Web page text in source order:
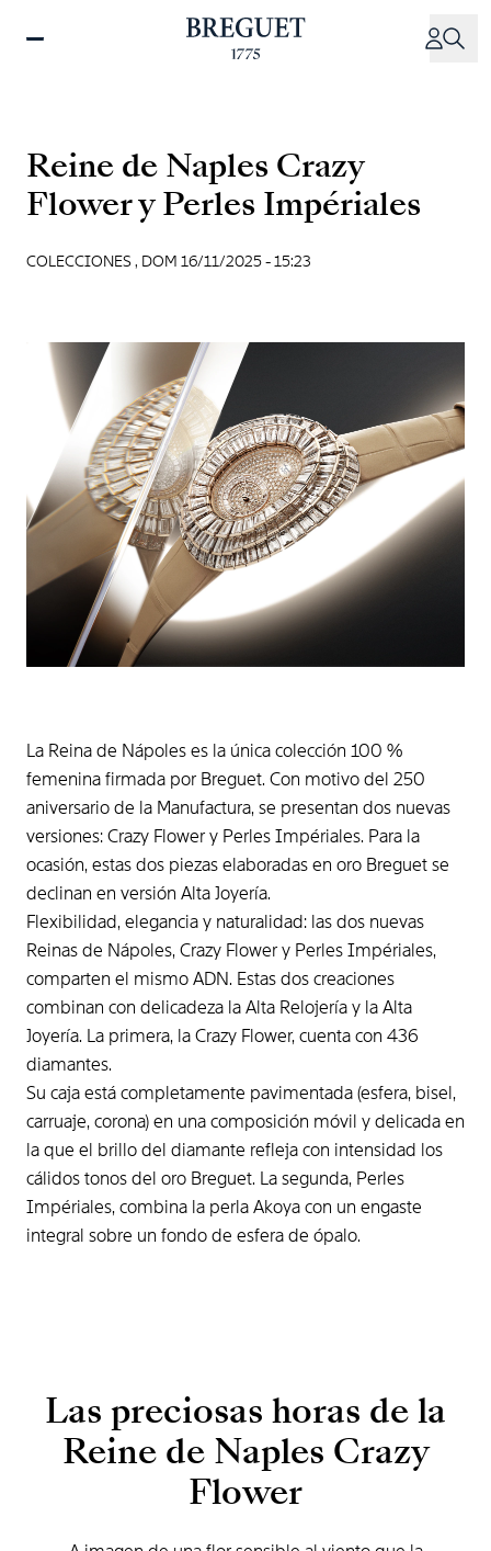
Reine de Naples Crazy
Flower y Perles Impériales
COLECCIONES , DOM 16/11/2025 - 15:23
La Reina de Nápoles es la única colección 100 %
femenina firmada por Breguet. Con motivo del 250
aniversario de la Manufactura, se presentan dos nuevas
versiones: Crazy Flower y Perles Impériales. Para la
ocasión, estas dos piezas elaboradas en oro Breguet se
declinan en versión Alta Joyería.
Flexibilidad, elegancia y naturalidad: las dos nuevas
Reinas de Nápoles, Crazy Flower y Perles Impériales,
comparten el mismo ADN. Estas dos creaciones
combinan con delicadeza la Alta Relojería y la Alta
Joyería. La primera, la Crazy Flower, cuenta con 436
diamantes.
Su caja está completamente pavimentada (esfera, bisel,
carruaje, corona) en una composición móvil y delicada en
la que el brillo del diamante refleja con intensidad los
cálidos tonos del oro Breguet. La segunda, Perles
Impériales, combina la perla Akoya con un engaste
integral sobre un fondo de esfera de ópalo.
Las preciosas horas de la
Reine de Naples Crazy
Flower